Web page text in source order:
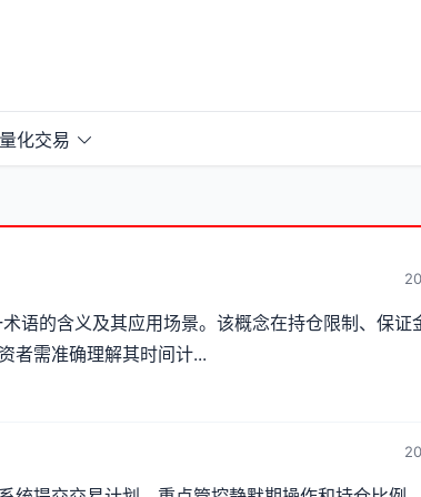
量化交易
语的含义及其应用场景。该概念在持仓限制、保证
者需准确理解其时间计...